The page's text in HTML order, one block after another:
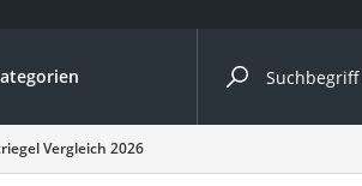
Vergleiche nach Kategorie
Vergleich 2026